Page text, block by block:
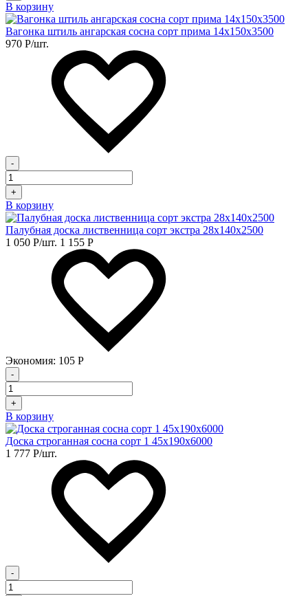
В корзину
Вагонка штиль ангарская сосна сорт прима 14х150х3500
970 Р/шт.
-
+
В корзину
Палубная доска лиственница сорт экстра 28х140х2500
1 050 Р/шт. 1 155 Р
Экономия: 105 Р
-
+
В корзину
Доска строганная сосна сорт 1 45х190х6000
1 777 Р/шт.
-